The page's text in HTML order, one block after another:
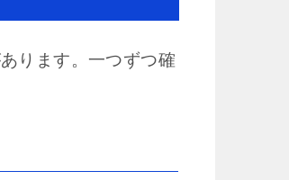
ります。一つずつ確